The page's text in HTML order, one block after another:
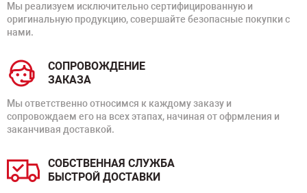
Мы реализуем исключительно сертифицированную и
оригинальную продукцию, совершайте безопасные покупки с
нами.
СОПРОВОЖДЕНИЕ
ЗАКАЗА
Мы ответственно относимся к каждому заказу и
сопровождаем его на всех этапах, начиная от офрмления и
заканчивая доставкой.
СОБСТВЕННАЯ СЛУЖБА
БЫСТРОЙ ДОСТАВКИ